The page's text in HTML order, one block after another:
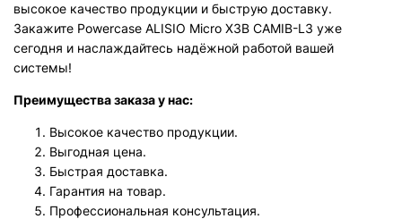
высокое качество продукции и быструю доставку.
Закажите Powercase ALISIO Micro X3B CAMIB-L3 уже
сегодня и наслаждайтесь надёжной работой вашей
системы!
Преимущества заказа у нас:
Высокое качество продукции.
Выгодная цена.
Быстрая доставка.
Гарантия на товар.
Профессиональная консультация.